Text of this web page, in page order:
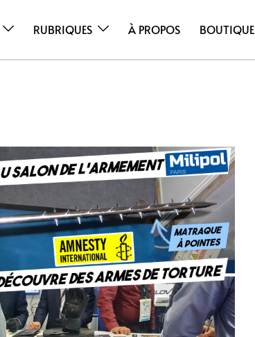
RUBRIQUES À PROPOS BOUTIQUE